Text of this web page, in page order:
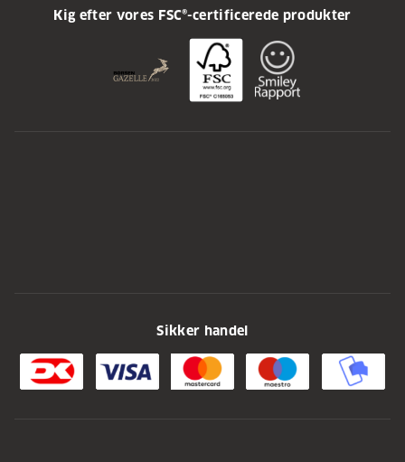
Kig efter vores FSC®-certificerede produkter
Sikker handel